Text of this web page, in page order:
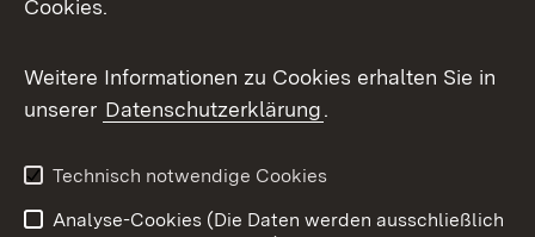
Messenger
Social Wall
X / Twitter
Youtube
Cookies.
Weitere Informationen zu Cookies erhalten Sie in
unserer Datenschutzerklärung.
Technisch notwendige Cookies
Analyse-Cookies (Die Daten werden ausschließlich